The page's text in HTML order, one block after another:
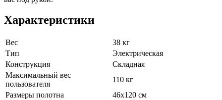
Характеристики
Вес
38 кг
Тип
Электрическая
Конструкция
Складная
Максимальный вес
пользователя
110 кг
Размеры полотна
46х120 см